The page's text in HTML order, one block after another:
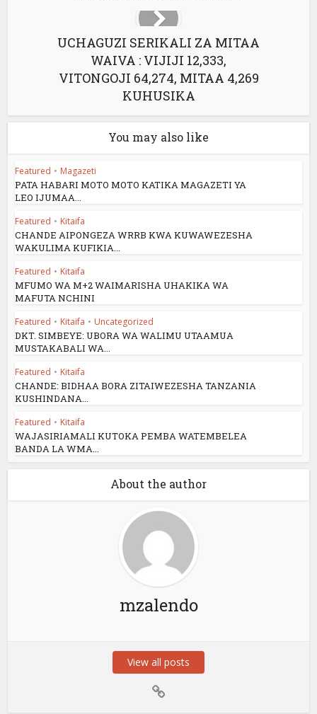
UCHAGUZI SERIKALI ZA MITAA
WAIVA : VIJIJI 12,333,
VITONGOJI 64,274, MITAA 4,269
KUHUSIKA
You may also like
Featured • Magazeti
PATA HABARI MOTO MOTO KATIKA MAGAZETI YA
LEO IJUMAA...
Featured • Kitaifa
CHANDE AIPONGEZA WRRB KWA KUWAWEZESHA
WAKULIMA KUFIKIA...
Featured • Kitaifa
MFUMO WA M+2 WAIMARISHA UHAKIKA WA
MAFUTA NCHINI
Featured • Kitaifa • Uncategorized
DKT. SIMBEYE: UBORA WA WALIMU UTAAMUA
MUSTAKABALI WA...
Featured • Kitaifa
CHANDE: BIDHAA BORA ZITAIWEZESHA TANZANIA
KUSHINDANA...
Featured • Kitaifa
WAJASIRIAMALI KUTOKA PEMBA WATEMBELEA
BANDA LA WMA...
About the author
mzalendo
View all posts